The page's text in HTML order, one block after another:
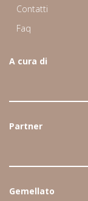
Contatti
Faq
A cura di
Partner
Gemellato